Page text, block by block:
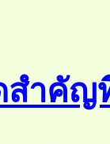
สำคั